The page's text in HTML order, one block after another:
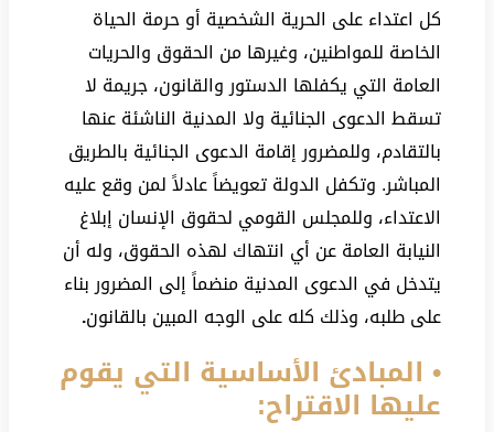
كل اعتداء على الحرية الشخصية أو حرمة الحياة
الخاصة للمواطنين، وغيرها من الحقوق والحريات
العامة التي يكفلها الدستور والقانون، جريمة لا
تسقط الدعوى الجنائية ولا المدنية الناشئة عنها
بالتقادم، وللمضرور إقامة الدعوى الجنائية بالطريق
المباشر. وتكفل الدولة تعويضاً عادلاً لمن وقع عليه
الاعتداء، وللمجلس القومي لحقوق الإنسان إبلاغ
النيابة العامة عن أي انتهاك لهذه الحقوق، وله أن
يتدخل في الدعوى المدنية منضماً إلى المضرور بناء
على طلبه، وذلك كله على الوجه المبين بالقانون.
• المبادئ الأساسية التي يقوم
عليها الاقتراح: